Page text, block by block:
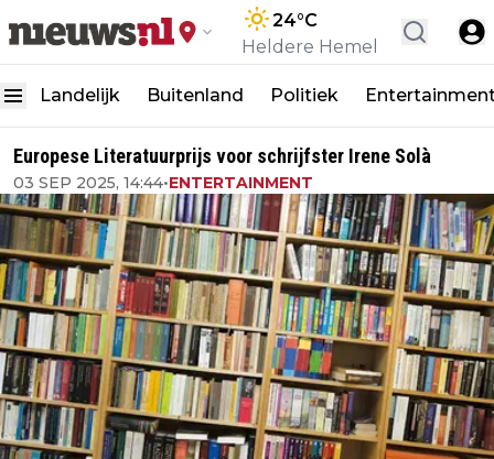
24°C
Heldere Hemel
Landelijk Buitenland Politiek
Europese Literatuurprijs voor schrijfster Irene Solà
03 SEP 2025, 14:44•ENTERTAINMENT